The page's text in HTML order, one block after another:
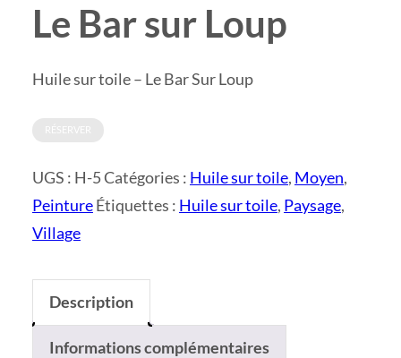
Le Bar sur Loup
Huile sur toile – Le Bar Sur Loup
UGS : H-5Catégories : Huile sur toile, Moyen,
PeintureÉtiquettes : Huile sur toile, Paysage,
Village
Description
Informations complémentaires